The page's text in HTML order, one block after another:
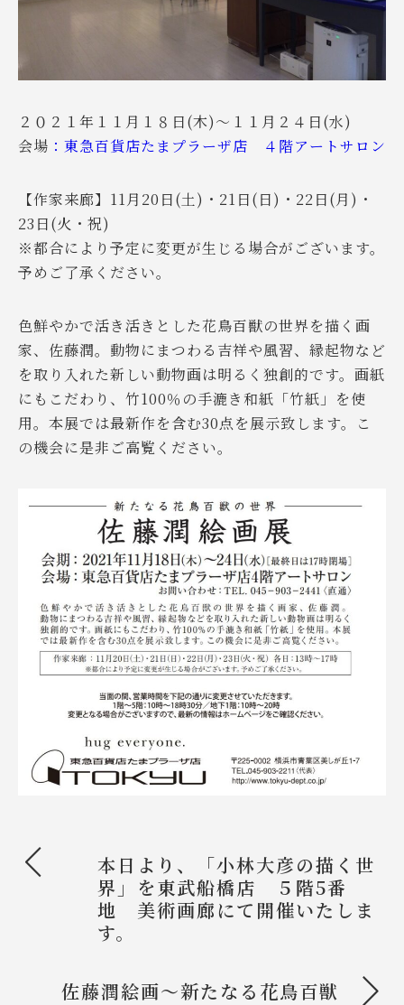
２０２１年１１月１８日(木)～１１月２４日(水)
会場 ：東急百貨店たまプラーザ店 ４階アートサロン
【作家来廊】11月20日(土)・21日(日)・22日(月)・
23日(火・祝)
※都合により予定に変更が生じる場合がございます。
予めご了承ください。
色鮮やかで活き活きとした花鳥百獣の世界を描く画
家、佐藤潤。動物にまつわる吉祥や風習、縁起物など
を取り入れた新しい動物画は明るく独創的です。画紙
にもこだわり、竹100％の手漉き和紙「竹紙」を使
用。本展では最新作を含む30点を展示致します。こ
の機会に是非ご高覧ください。
<
本日より、「小林大彦の描く世
界」を東武船橋店 ５階5番
地 美術画廊にて開催いたしま
す。
佐藤潤絵画～新たなる花鳥百獣
>